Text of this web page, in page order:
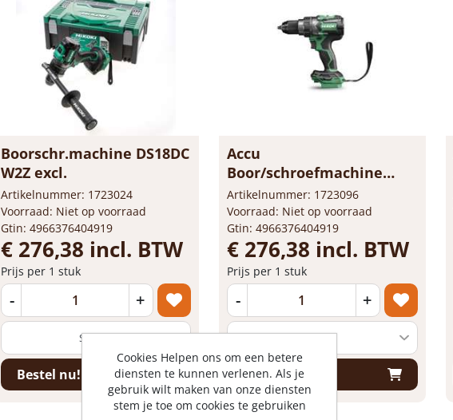
Boorschr.machine DS18DC
W2Z excl.
Artikelnummer: 1723024
Voorraad: Niet op voorraad
Gtin: 4966376404919
€ 276,38 incl. BTW
Prijs per 1 stuk
- +
Bestel nu!
Accu
Boor/schroefmachine
DS18DCW2Z 18v
Artikelnummer: 1723096
Voorraad: Niet op voorraad
Gtin: 4966376404919
€ 276,38 incl. BTW
Prijs per 1 stuk
- +
Bestel nu!
Cookies Helpen ons om een betere
diensten te kunnen verlenen. Als je
gebruik wilt maken van onze diensten
stem je toe om cookies te gebruiken